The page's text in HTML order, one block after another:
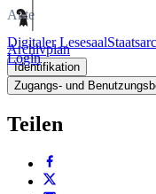
Digitaler Lesesaal
Login
Akte
Archivplan
Identifikation
Zugangs- und
Teilen